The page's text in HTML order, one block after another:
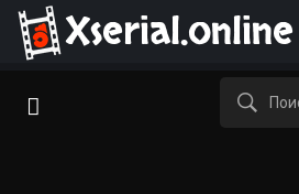
Xserial.online